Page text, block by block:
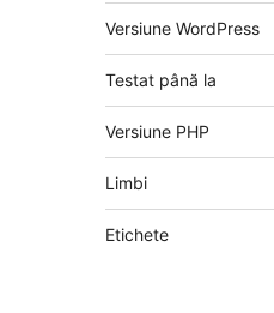
Versiune WordPress
Testat până la
Versiune PHP
Limbi
Etichete